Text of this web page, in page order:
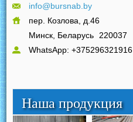
info@bursnab.by
пер. Козлова, д.46
Минск, Беларусь
220037
WhatsApp: +375296321916
Наша продукция